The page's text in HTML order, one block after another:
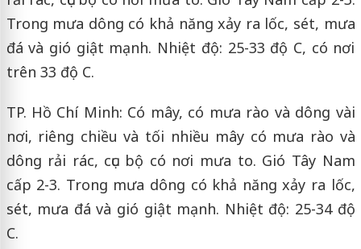
Trong mưa dông có khả năng xảy ra lốc, sét, mưa
đá và gió giật mạnh. Nhiệt độ: 25-33 độ C, có nơi
trên 33 độ C.
TP. Hồ Chí Minh: Có mây, có mưa rào và dông vài
nơi, riêng chiều và tối nhiều mây có mưa rào và
dông rải rác, cục bộ có nơi mưa to. Gió Tây Nam
cấp 2-3. Trong mưa dông có khả năng xảy ra lốc,
sét, mưa đá và gió giật mạnh. Nhiệt độ: 25-34 độ
C.